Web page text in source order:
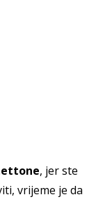
, jer ste
vrijeme je da